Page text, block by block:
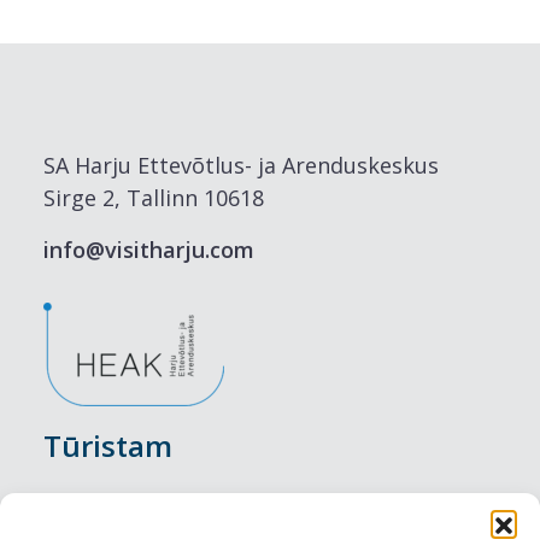
SA Harju Ettevõtlus- ja Arenduskeskus
Sirge 2, Tallinn 10618
info@visitharju.com
Tūristam